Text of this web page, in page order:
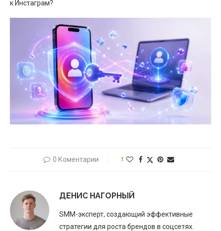
к Инстаграм?
0 Коментарии 1
ДЕНИС НАГОРНЫЙ
SMM-эксперт, создающий эффективные
стратегии для роста брендов в соцсетях.